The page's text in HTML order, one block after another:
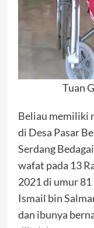
Tuan
Beliau memiliki
di Desa Pasar
Serdang
wafat pada 13
2021 di umur
Ismail bin
dan ibunya